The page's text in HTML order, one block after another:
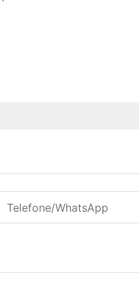
Telefone/WhatsApp